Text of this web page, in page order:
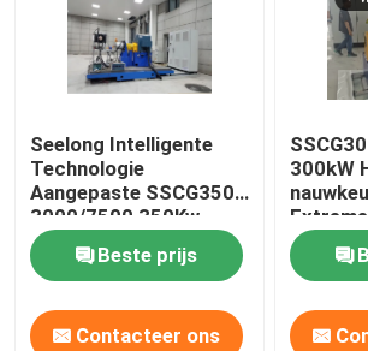
Seelong Intelligente
Technologie
Aangepaste SSCG350-
3000/7500 350Kw
Motor Prestaties Dyno
TestbankBeste prijs
Contacteer ons
300kW
Bench
testen